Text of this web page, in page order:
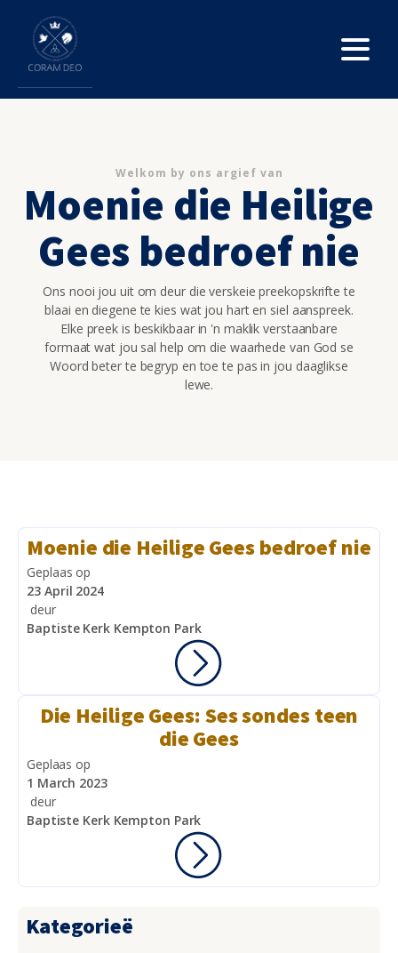
Welkom by ons argief van
Moenie die Heilige
Gees bedroef nie
Ons nooi jou uit om deur die verskeie preekopskrifte te
blaai en diegene te kies wat jou hart en siel aanspreek.
Elke preek is beskikbaar in 'n maklik verstaanbare
formaat wat jou sal help om die waarhede van God se
Woord beter te begryp en toe te pas in jou daaglikse
lewe.
Moenie die Heilige Gees bedroef nie
Geplaas op
23 April 2024
deur
Baptiste Kerk Kempton Park
Die Heilige Gees: Ses sondes teen
die Gees
Geplaas op
1 March 2023
deur
Baptiste Kerk Kempton Park
Kategorieë